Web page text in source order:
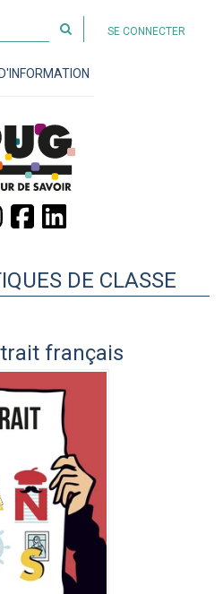
SE CONNECTER
DE CLASSE
français